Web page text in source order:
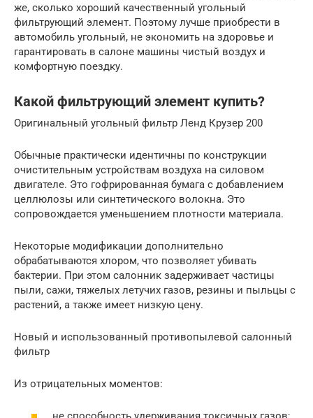
же, сколько хороший качественный угольный
фильтрующий элемент. Поэтому лучше приобрести в
автомобиль угольный, не экономить на здоровье и
гарантировать в салоне машины чистый воздух и
комфортную поездку.
Какой фильтрующий элемент купить?
Оригинальный угольный фильтр Ленд Крузер 200
Обычные практически идентичны по конструкции
очистительным устройствам воздуха на силовом
двигателе. Это гофрированная бумага с добавлением
целлюлозы или синтетического волокна. Это
сопровождается уменьшением плотности материала.
Некоторые модификации дополнительно
обрабатываются хлором, что позволяет убивать
бактерии. При этом салонник задерживает частицы
пыли, сажи, тяжелых летучих газов, резины и пыльцы с
растений, а также имеет низкую цену.
Новый и использованный противопылевой салонный
фильтр
Из отрицательных моментов: